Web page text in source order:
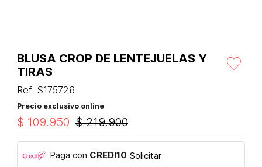
BLUSA CROP DE LENTEJUELAS Y
TIRAS
Ref: S175726
Precio exclusivo online
$ 219.900
$ 109.950
Paga con CREDI10 Solicitar